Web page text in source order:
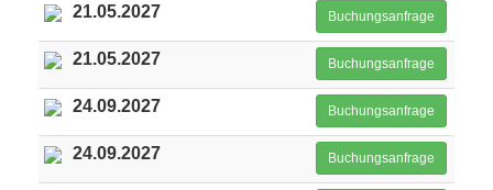
21.05.2027 Buchungsanfrage
21.05.2027 Buchungsanfrage
24.09.2027 Buchungsanfrage
24.09.2027 Buchungsanfrage